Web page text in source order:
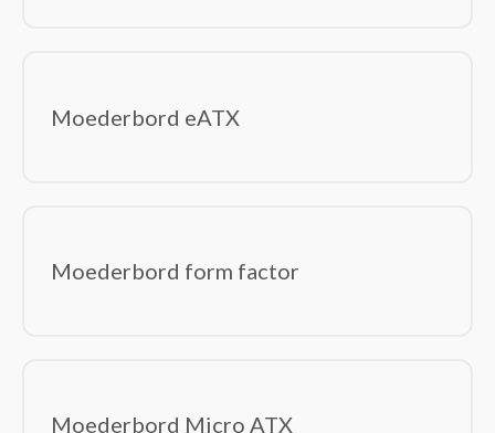
Moederbord eATX
Moederbord form factor
Moederbord Micro ATX